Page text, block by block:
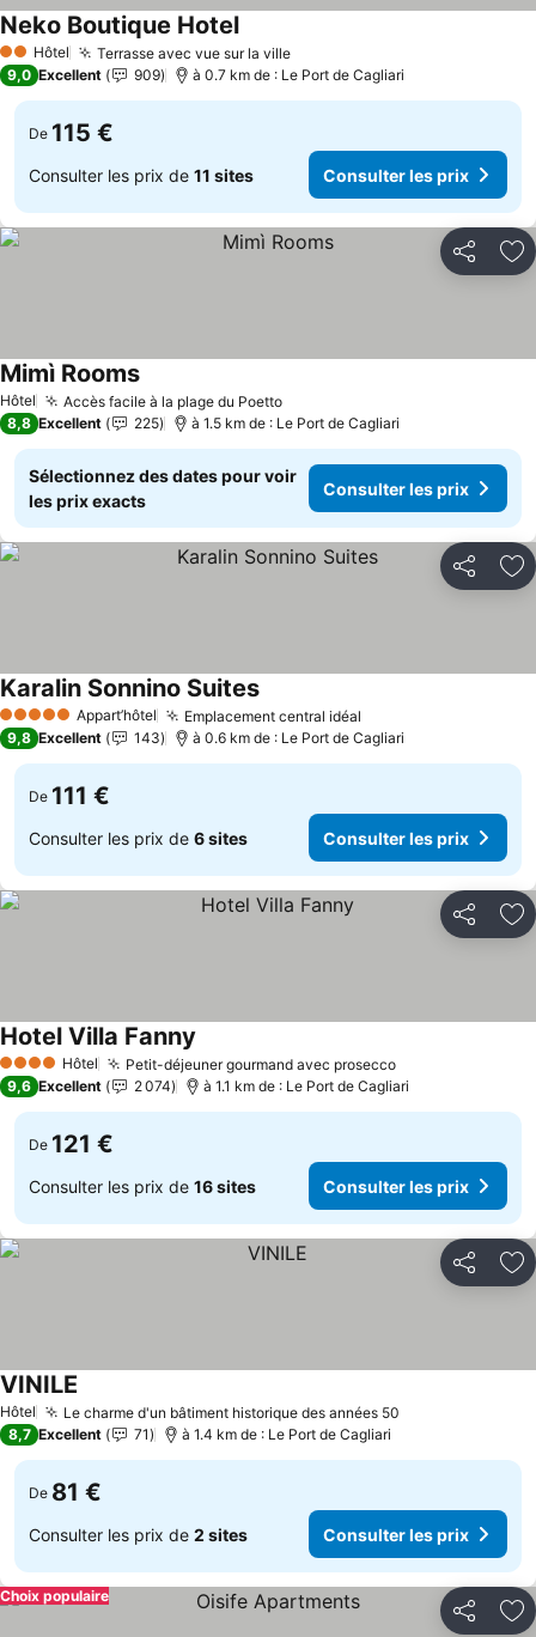
2 Étoiles
Hôtel Terrasse avec vue sur la ville
Neko Boutique Hotel
9,0 Excellent 909 à 0.7 km de : Le Port de Cagliari
De 115 €
Consulter les prix de 11 sites Consulter les prix
Partager
Hôtel Accès facile à la plage du Poetto
Mimì Rooms
8,8 Excellent 225 à 1.5 km de : Le Port de Cagliari
Sélectionnez des dates pour voir
les prix exacts
Consulter les prix
Partager
5 Étoiles Appart’hôtel Emplacement central idéal
Karalin Sonnino Suites
9,8 Excellent 143 à 0.6 km de : Le Port de Cagliari
De 111 €
Consulter les prix de 6 sites Consulter les prix
Partager
4 Étoiles Hôtel Petit-déjeuner gourmand avec prosecco
Hotel Villa Fanny
9,6 Excellent 2 074 à 1.1 km de : Le Port de Cagliari
De 121 €
Consulter les prix de 16 sites Consulter les prix
Partager
Hôtel Le charme d'un bâtiment historique des années 50
VINILE
8,7 Excellent 71 à 1.4 km de : Le Port de Cagliari
De 81 €
Consulter les prix de 2 sites Consulter les prix
Partager
Choix populaire